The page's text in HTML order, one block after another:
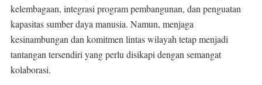
kelembagaan, integrasi program pembangunan, dan penguatan
kapasitas sumber daya manusia. Namun, menjaga
kesinambungan dan komitmen lintas wilayah tetap menjadi
tantangan tersendiri yang perlu disikapi dengan semangat
kolaborasi.